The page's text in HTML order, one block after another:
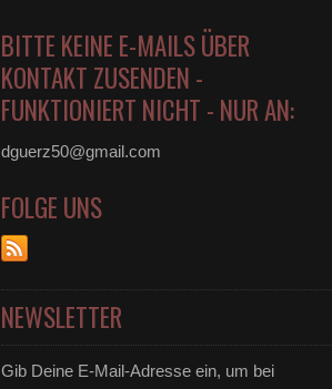
BITTE KEINE E-MAILS ÜBER
KONTAKT ZUSENDEN -
FUNKTIONIERT NICHT - NUR AN:
dguerz50@gmail.com
FOLGE UNS
NEWSLETTER
Gib Deine E-Mail-Adresse ein, um bei